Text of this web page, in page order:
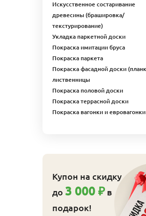
Биофа 1 л 1010
Биофа 0,125 л
1075 Лазурь
дерева Биофа
Биофа
Цена3 344
1075 Лазурь
дерева Биофа
1001 Сосна
₽/шт
Искусственное состаривание
древесины (брашировка/
текстурирование)
Укладка паркетной доски
Покраска имитации бруса
Покраска паркета
Покраска фасадной доски
лиственницы
Покраска половой доски
Покраска террасной доски
Покраска вагонки и евровагонки
Купон на скидку
до 3 000 ₽ в
подарок!